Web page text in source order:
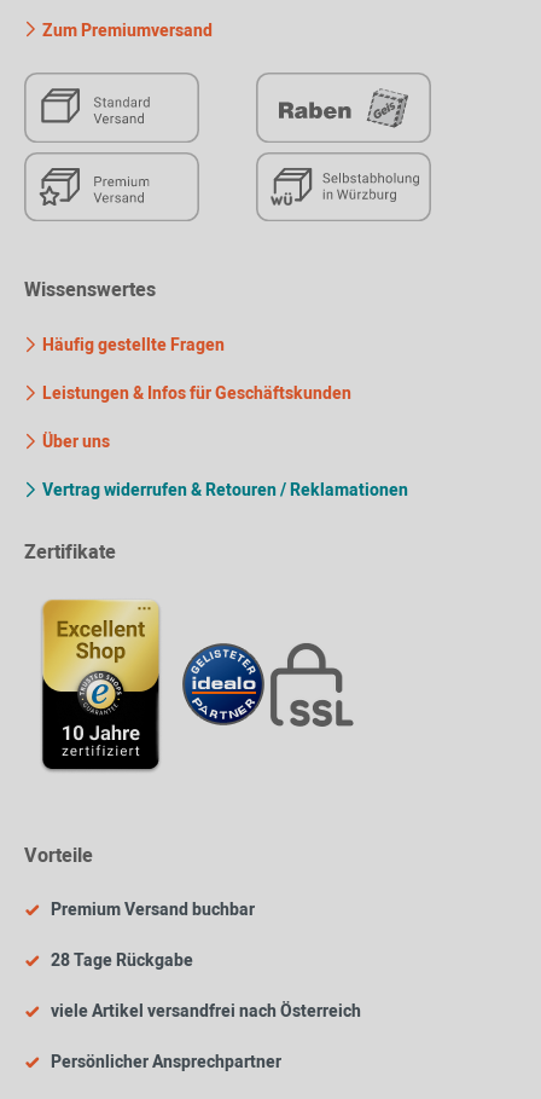
Zum Premiumversand
Wissenswertes
Häufig gestellte Fragen
Leistungen & Infos für Geschäftskunden
Über uns
Vertrag widerrufen & Retouren / Reklamationen
Zertifikate
Vorteile
Premium Versand buchbar
28 Tage Rückgabe
viele Artikel versandfrei nach Österreich
Persönlicher Ansprechpartner